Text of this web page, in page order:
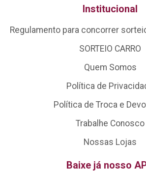
Institucional
Regulamento para concorrer
SORTEIO CARRO
Quem Somos
Política de
Política de Troca e
Trabalhe Conosco
Nossas Lojas
Baixe já nosso